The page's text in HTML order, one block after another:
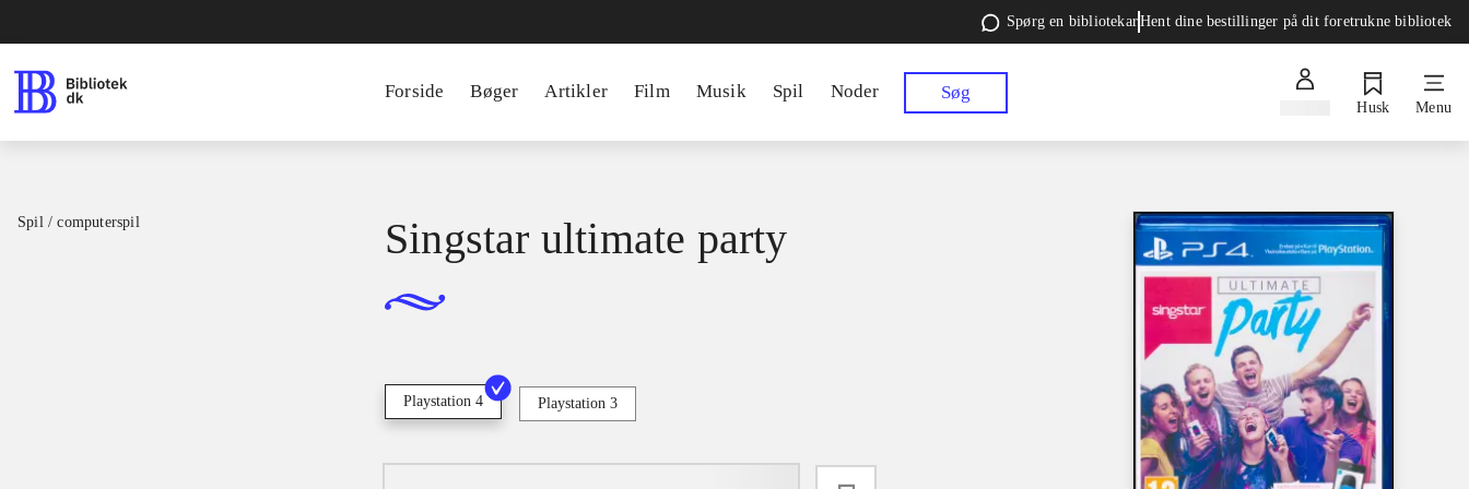
Spørg en bibliotekarHent dine bestillinger på dit foretrukne bibliotek
Forside Bøger Artikler Film Musik Spil Noder Søg
Husk Menu
Spil / computerspil Singstar ultimate party
Playstation 4 Playstation 3